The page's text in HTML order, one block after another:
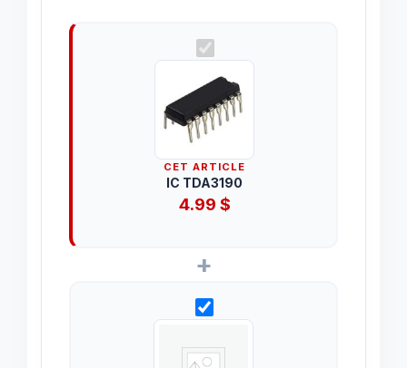
CET ARTICLE
IC TDA3190
4.99 $
+